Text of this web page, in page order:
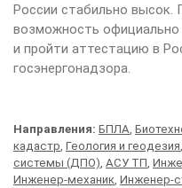
России стабильно высок.
возможность
и пройти аттестацию в
госэнергонадзора.
Направления: БПЛА
кадастр Геология и геодезия
системы (ДПО) АСУ ТП
Инженер-механик Инженер-